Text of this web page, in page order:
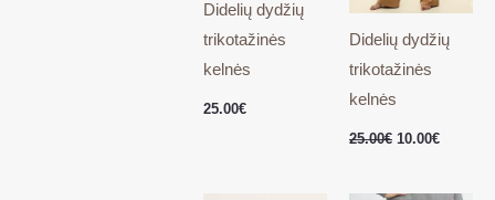
Didelių dydžių
trikotažinės
kelnės
25.00€
Didelių dydžių
trikotažinės
kelnės
25.00€ 10.00€